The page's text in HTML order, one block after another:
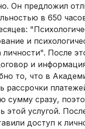
Он предложил
в 650
и
личности". После
и
то, что в
рассрочки
сумму сразу,
этой услугой.
доступ к